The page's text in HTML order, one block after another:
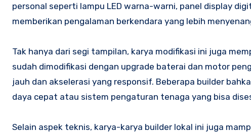
personal seperti lampu LED warna-warni, panel display
memberikan pengalaman berkendara yang lebih
Tak hanya dari segi tampilan, karya modifikasi ini juga
sudah dimodifikasi dengan upgrade baterai dan motor
jauh dan akselerasi yang responsif. Beberapa builder
daya cepat atau sistem pengaturan tenaga yang bisa
Selain aspek teknis, karya-karya builder lokal ini juga